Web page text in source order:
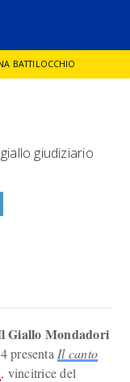
BATTILOCCHIO
DE CATALDO
giudiziario
Giallo Mondadori
presenta Il canto
, vincitrice del